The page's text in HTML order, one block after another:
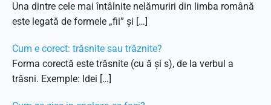
Una dintre cele mai întâlnite nelămuriri din limba română
este legată de formele „fii” și […]
Cum e corect: trăsnite sau trăznite?
Forma corectă este trăsnite (cu ă și s), de la verbul a
trăsni. Exemple: Idei […]